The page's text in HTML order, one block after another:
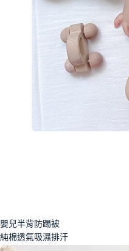
嬰兒半背防踢被
純棉透氣吸濕排汗